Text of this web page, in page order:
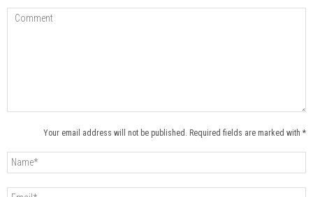
Your email address will not be published. Required fields are marked with *